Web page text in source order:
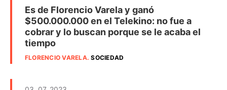
Es de Florencio Varela y ganó
$500.000.000 en el Telekino: no fue a
cobrar y lo buscan porque se le acaba el
tiempo
FLORENCIO VARELA.SOCIEDAD